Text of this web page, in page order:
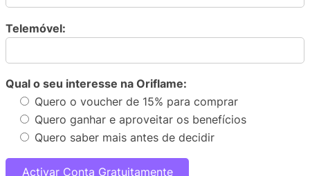
Telemóvel:
Qual o seu interesse na Oriflame:
Quero o voucher de 15% para comprar
Quero ganhar e aproveitar os benefícios
Quero saber mais antes de decidir